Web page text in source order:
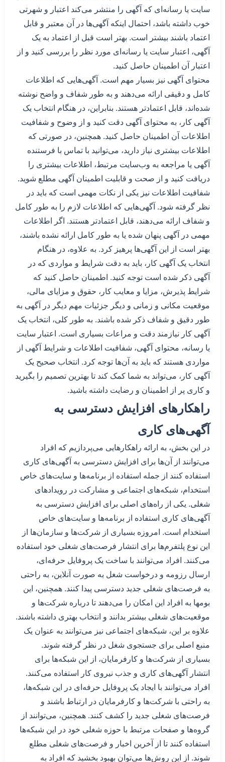
سایت یا رسانه‌ای که آگهی را منتشر می‌کند اعتبار و شهرتی
خوب داشته باشد، احتمال اینکه آگهی‌ها در آن معتبر و قابل
اعتماد باشند بیشتر است. بهتر است قبل از اعتماد به یک
آگهی، اعتبار سایت یا رسانه‌ای مورد نظر را بررسی کنید و از
اعتبار آن اطمینان حاصل کنید.
محتوای آگهی نیز بسیار مهم است. آگهی‌هایی که اطلاعات
کامل و دقیقی ارائه می‌دهند و به طور شفاف و واضح نوشته
شده‌اند، قابل اعتماد‌تر هستند. بنابراین، در هنگام انتخاب یک
آگهی کار، به محتوای آگهی دقت کنید و از وضوح و شفافیت
اطلاعات آن اطمینان حاصل کنید. همچنین، در صورتی که
اطلاعات بیشتری نیاز دارید، می‌توانید با تماس با فرستنده
آگهی یا مراجعه به وب‌سایت مرتبط، اطلاعات بیشتری را
دریافت کنید و از صحت و قابلیت اطمینان آگهی مطلع شوید.
شفافیت اطلاعات نیز یکی از نکات مهمی است که باید در
نظر گرفته شود. آگهی‌هایی که اطلاعات لازم را به طور کامل
و شفاف ارائه می‌دهند، قابل اعتماد‌تر هستند. اگر اطلاعات
مهمی در آگهی پنهان شده یا به طور کامل ارائه نشده باشند،
بهتر است از این آگهی‌ها پرهیز کرد. به علاوه، در هنگام
انتخاب یک آگهی کار، باید به دقت شرایط و مواردی که در
آگهی ذکر شده است توجه کنید. اطمینان حاصل کنید که
شرایط پذیرش، مزایا و معایب کار، حقوق و مزایای مالی،
موقعیت مکانی و زمانی و دیگر جزئیات مهم دیگر در آگهی به
طور دقیق و شفاف ذکر شده باشند. به طور کلی، انتخاب یک
آگهی کار نیازمند دقت و مراعات بسیاری است. اعتبار سایت
یا رسانه، محتوای آگهی، شفافیت اطلاعات و شرایط آگهی از
مواردی هستند که باید به آن‌ها توجه کرد. انتخاب صحیح یک
آگهی کار، می‌تواند به شما کمک کند تا بهترین تصمیم را بگیرید
و کاری پر از اطمینان و رضایت داشته باشید.
راهکارهای افزایش دسترسی به
آگهی‌های کاری
در این بخش، به ارائه راهکارهایی می‌پردازیم که افراد
می‌توانند از آن‌ها برای افزایش دسترسی به آگهی‌های کاری
استفاده کنند از جمله استفاده از برنامه‌ها و سایت‌های خاص
استخدام، شبکه‌های اجتماعی و مشارکت در رویدادهای
شغلی. یکی از راه‌های اصلی برای افزایش دسترسی به
آگهی‌های کاری استفاده از برنامه‌ها و سایت‌های خاص
استخدام است. امروزه بسیاری از شرکت‌ها و سازمان‌ها از
این نوع پلتفرم‌ها برای انتشار فرصت‌های شغلی خود استفاده
می‌کنند. افراد می‌توانند با ساخت یک پروفایل حرفه‌ای،
ارسال رزومه و درخواست شغل به صورت آنلاین، به راحتی
به فرصت‌های شغلی جدید دسترسی پیدا کنند. همچنین، این
بومها به افراد این امکان را می‌دهند تا درباره شرکت‌ها و
موقعیت‌های شغلی بیشتر بدانند و انتخاب بهتری داشته باشند.
علاوه بر این، شبکه‌های اجتماعی نیز می‌توانند به عنوان یک
منبع اصلی برای جستجوی شغل در نظر گرفته شوند.
بسیاری از شرکت‌ها و کارفرمایان، از این شبکه‌ها برای
انتشار آگهی‌های کاری و جذب نیروی کار استفاده می‌کنند.
افراد می‌توانند با ایجاد یک پروفایل حرفه‌ای در این شبکه‌ها،
به راحتی با شرکت‌ها و کارفرمایان در ارتباط باشند و
فرصت‌های شغلی جدید را کشف کنند. همچنین، می‌توانند از
گروه‌ها و صفحات مرتبط با حوزه شغلی خود در این شبکه‌ها
استفاده کنند تا از آخرین اخبار و فرصت‌های شغلی مطلع
شوند. از این روش‌ها می‌توان بهبود بخشید که افراد به